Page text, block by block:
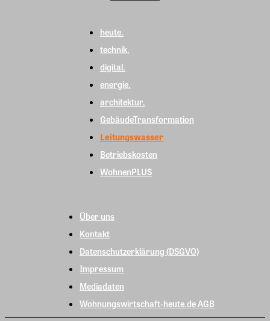
heute.
technik.
digital.
energie.
architektur.
GebäudeTransformation
Leitungswasser
Betriebskosten
WohnenPLUS
Über uns
Kontakt
Datenschutzerklärung (DSGVO)
Impressum
Mediadaten
Wohnungswirtschaft-heute.de AGB